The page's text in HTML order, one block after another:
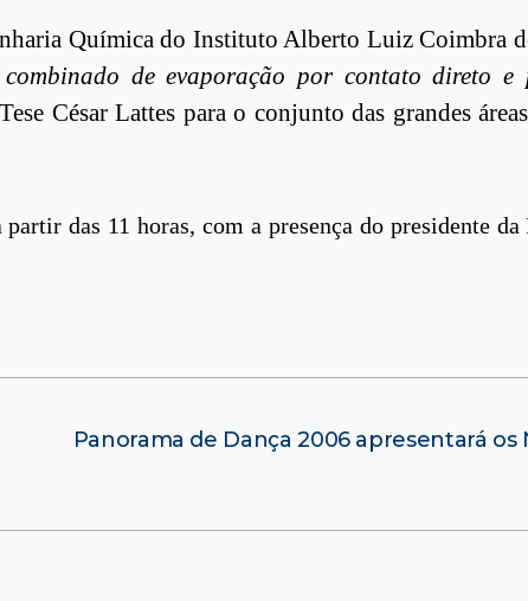
Química do Instituto Alberto Luiz Coimbra
combinado de evaporação por contato direto
César Lattes para o conjunto das grandes
das 11 horas, com a presença do presidente
Panorama de Dança 2006 apresentará os